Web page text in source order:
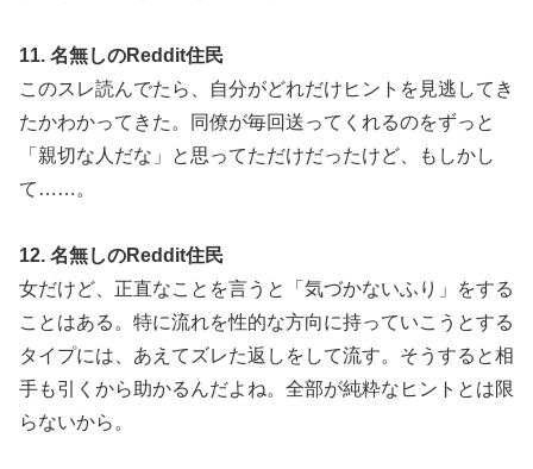
11. 名無しのReddit住民
このスレ読んでたら、自分がどれだけヒントを見逃してき
たかわかってきた。同僚が毎回送ってくれるのをずっと
「親切な人だな」と思ってただけだったけど、もしかし
て……。
12. 名無しのReddit住民
女だけど、正直なことを言うと「気づかないふり」をする
ことはある。特に流れを性的な方向に持っていこうとする
タイプには、あえてズレた返しをして流す。そうすると相
手も引くから助かるんだよね。全部が純粋なヒントとは限
らないから。